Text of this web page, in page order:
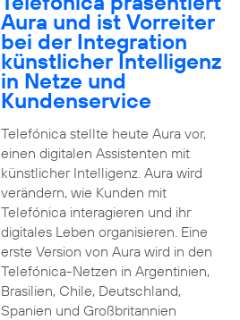
Aura und ist Vorreiter
bei der Integration
künstlicher Intelligenz
in Netze und
Kundenservice
Telefónica stellte heute Aura vor,
einen digitalen Assistenten mit
künstlicher Intelligenz. Aura wird
verändern, wie Kunden mit
Telefónica interagieren und ihr
digitales Leben organisieren. Eine
erste Version von Aura wird in den
Telefónica-Netzen in Argentinien,
Brasilien, Chile, Deutschland,
Spanien und Großbritannien